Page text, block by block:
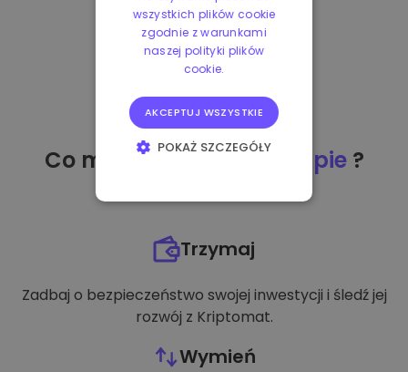
Co mogę zrobićpo zakupie?
Trzymaj
Zadbaj o bezpieczeństwo swojej inwestycji i śledź jej
rozwój z Kriptomat.
Wymień
wszystkich plików cookie
zgodnie z warunkami
naszej polityki plików
cookie.
AKCEPTUJ WSZYSTKIE
POKAŻ SZCZEGÓŁY
TARGETOWANIE
FUNKCJONALNOŚĆ